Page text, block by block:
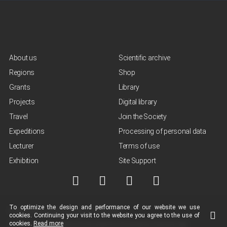
About us
Regions
Grants
Projects
Travel
Expeditions
Lecturer
Exhibition
Scientific archive
Shop
Library
Digital library
Join the Society
Processing of personal data
Terms of use
Site Support
© NGO "Russian Geographical Society", 2013-2026
Terms of use of materials
To optimize the design and performance of our websitewe use
cookies. Continuing your visit to the website you agree to the use of
cookies. Read more